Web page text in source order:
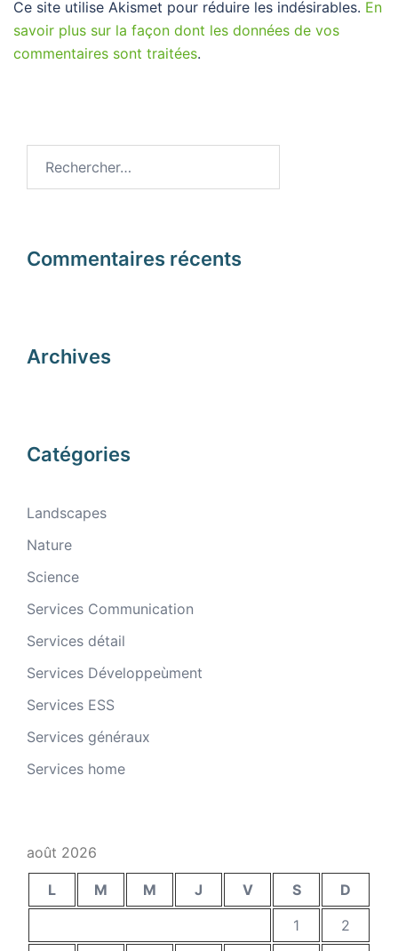
Ce site utilise Akismet pour réduire les indésirables. En
savoir plus sur la façon dont les données de vos
commentaires sont traitées.
Commentaires récents
Archives
Catégories
Landscapes
Nature
Science
Services Communication
Services détail
Services Développeùment
Services ESS
Services généraux
Services home
août 2026
L M M J V S
D
1
2